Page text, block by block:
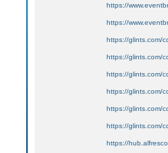
https://
https://
https://glints.com/
https://glints.com/
https://glints.com/
https://glints.com/
https://glints.com/
https://glints.com/
https://